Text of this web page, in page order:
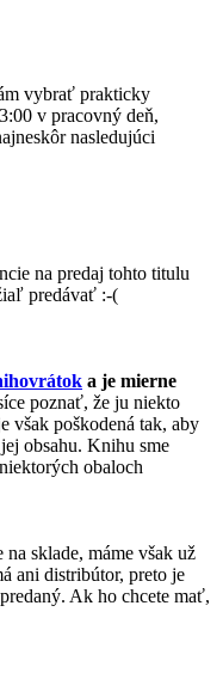
vybrať prakticky
v pracovný deň,
nasledujúci
na predaj tohto titulu
predávať :-(
a je mierne
poznať, že ju niekto
však poškodená tak, aby
obsahu. Knihu sme
obaloch
sklade, máme však už
ani distribútor, preto je
Ak ho chcete mať,